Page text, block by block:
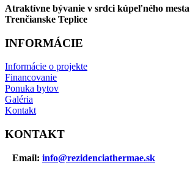
Atraktívne bývanie v srdci kúpeľného mesta
Trenčianske Teplice
INFORMÁCIE
Informácie o projekte
Financovanie
Ponuka bytov
Galéria
Kontakt
KONTAKT
Email: info@rezidenciathermae.sk